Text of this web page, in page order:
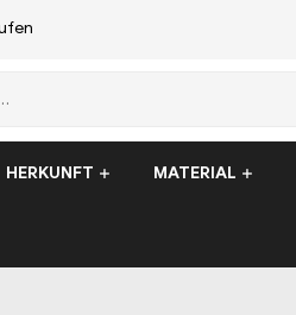
HERKUNFT MATERIAL